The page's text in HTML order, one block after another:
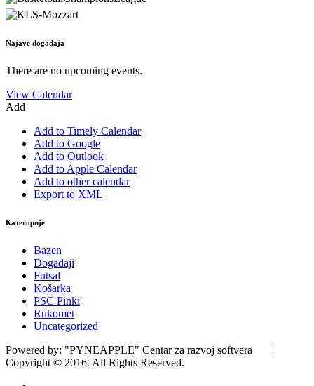
Najave događaja
There are no upcoming events.
View Calendar
Add
Add to Timely Calendar
Add to Google
Add to Outlook
Add to Apple Calendar
Add to other calendar
Export to XML
Категорије
Bazen
Događaji
Futsal
Košarka
PSC Pinki
Rukomet
Uncategorized
Powered by: "PYNEAPPLE" Centar za razvoj softvera |
Copyright © 2016. All Rights Reserved.